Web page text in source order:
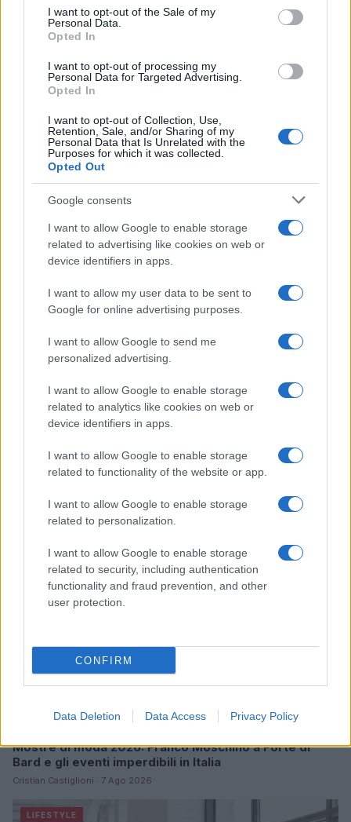
consent section.
I want to opt-out of the Sale of my
Personal Data.
Opted In
I want to opt-out of processing my
Personal Data for Targeted Advertising.
Opted In
I want to opt-out of Collection, Use,
Retention, Sale, and/or Sharing of my
Personal Data that Is Unrelated with the
Purposes for which it was collected.
Opted Out
Google consents
I want to allow Google to enable storage
related to advertising like cookies on web or
device identifiers in apps.
I want to allow my user data to be sent to
Google for online advertising purposes.
I want to allow Google to send me
personalized advertising.
I want to allow Google to enable storage
related to analytics like cookies on web or
device identifiers in apps.
I want to allow Google to enable storage
related to functionality of the website or app.
I want to allow Google to enable storage
related to personalization.
I want to allow Google to enable storage
related to security, including authentication
functionality and fraud prevention, and other
user protection.
CONFIRM
Data Deletion Data Access Privacy Policy
Continua a leggere
LIFESTYLE
Italia, cultura e soft power: come valorizzare il nostro
patrimonio
Mostre di moda 2026: Franco Moschino a Forte di
Bard e gli eventi imperdibili in Italia
Cristian Castiglioni · 7 Ago 2026
LIFESTYLE